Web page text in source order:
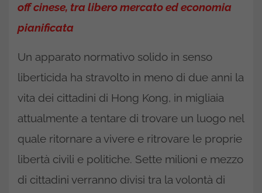
off cinese, tra libero mercato ed economia
pianificata
Un apparato normativo solido in senso
liberticida ha stravolto in meno di due anni la
vita dei cittadini di Hong Kong, in migliaia
attualmente a tentare di trovare un luogo nel
quale ritornare a vivere e ritrovare le proprie
libertà civili e politiche. Sette milioni e mezzo
di cittadini verranno divisi tra la volontà di